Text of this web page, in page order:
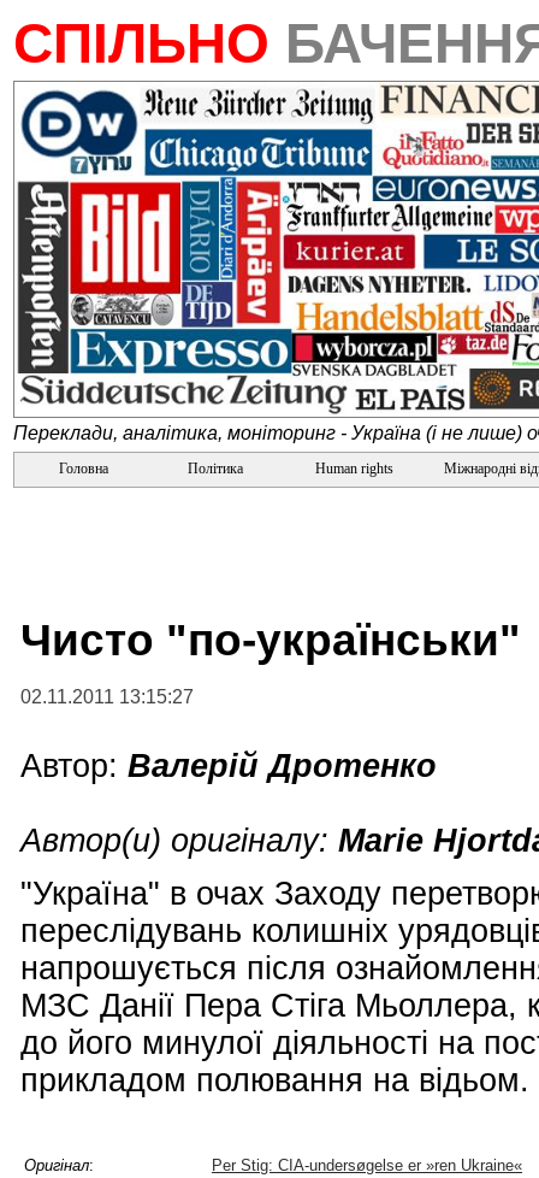
СПІЛЬНО
Переклади, аналітика, моніторинг - Україна (і не лише)
Головна Політика Human rights Міжнародні
Чисто "по-українськи"
02.11.2011 13:15:27
Автор: Валерій Дротенко
Автор(и) оригіналу: Marie
"Україна" в очах Заходу
переслідувань колишніх
напрошується після
МЗС Данії Пера Стіга Мьоллера,
до його минулої діяльності на
прикладом полювання на відьом.
Оригінал:
Per Stig: CIA-undersøgelse er »ren Ukraine«